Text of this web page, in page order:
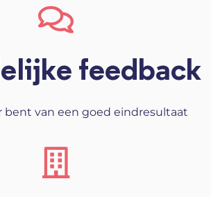
feedback
bent van een goed eindresultaat